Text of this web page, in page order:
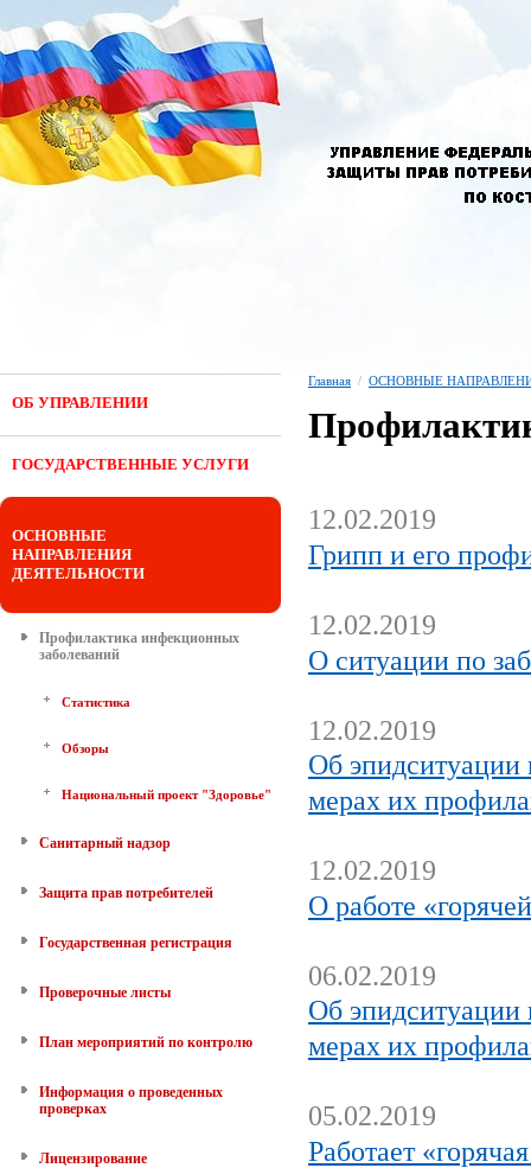
ОБ УПРАВЛЕНИИ
ГОСУДАРСТВЕННЫЕ УСЛУГИ
ОСНОВНЫЕ
НАПРАВЛЕНИЯ
ДЕЯТЕЛЬНОСТИ
Профилактика инфекционных
заболеваний
Статистика
Обзоры
Национальный проект "Здоровье"
Санитарный надзор
Защита прав потребителей
Государственная регистрация
Проверочные листы
План мероприятий по контролю
Информация о проведенных
проверках
Лицензирование
Главная / ОСНОВНЫЕ
12.02.2019
Грипп и его
12.02.2019
О ситуации по
12.02.2019
Об эпидситуации
мерах их
12.02.2019
О работе
06.02.2019
Об эпидситуации
мерах их
05.02.2019
Работает